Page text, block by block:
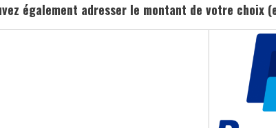
également adresser le montant de votre choix